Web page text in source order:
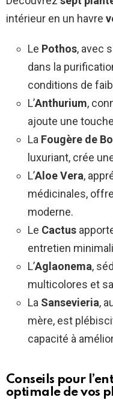
intérieur en un havre
Le Pothos, avec
dans la
conditions de
L’Anthurium,
ajoute une
La Fougère de
luxuriant, crée
L’Aloe Vera,
médicinales,
moderne.
Le Cactus
entretien
L’Aglaonema,
multicolores et
La Sansevieria,
mère, est
capacité à
Conseils pour
optimale de vos